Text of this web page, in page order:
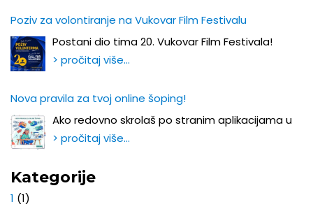
Poziv za volontiranje na Vukovar Film Festivalu
Postani dio tima 20. Vukovar Film Festivala!
> pročitaj više…
Nova pravila za tvoj online šoping!
Ako redovno skrolaš po stranim aplikacijama u
> pročitaj više…
Kategorije
1 (1)